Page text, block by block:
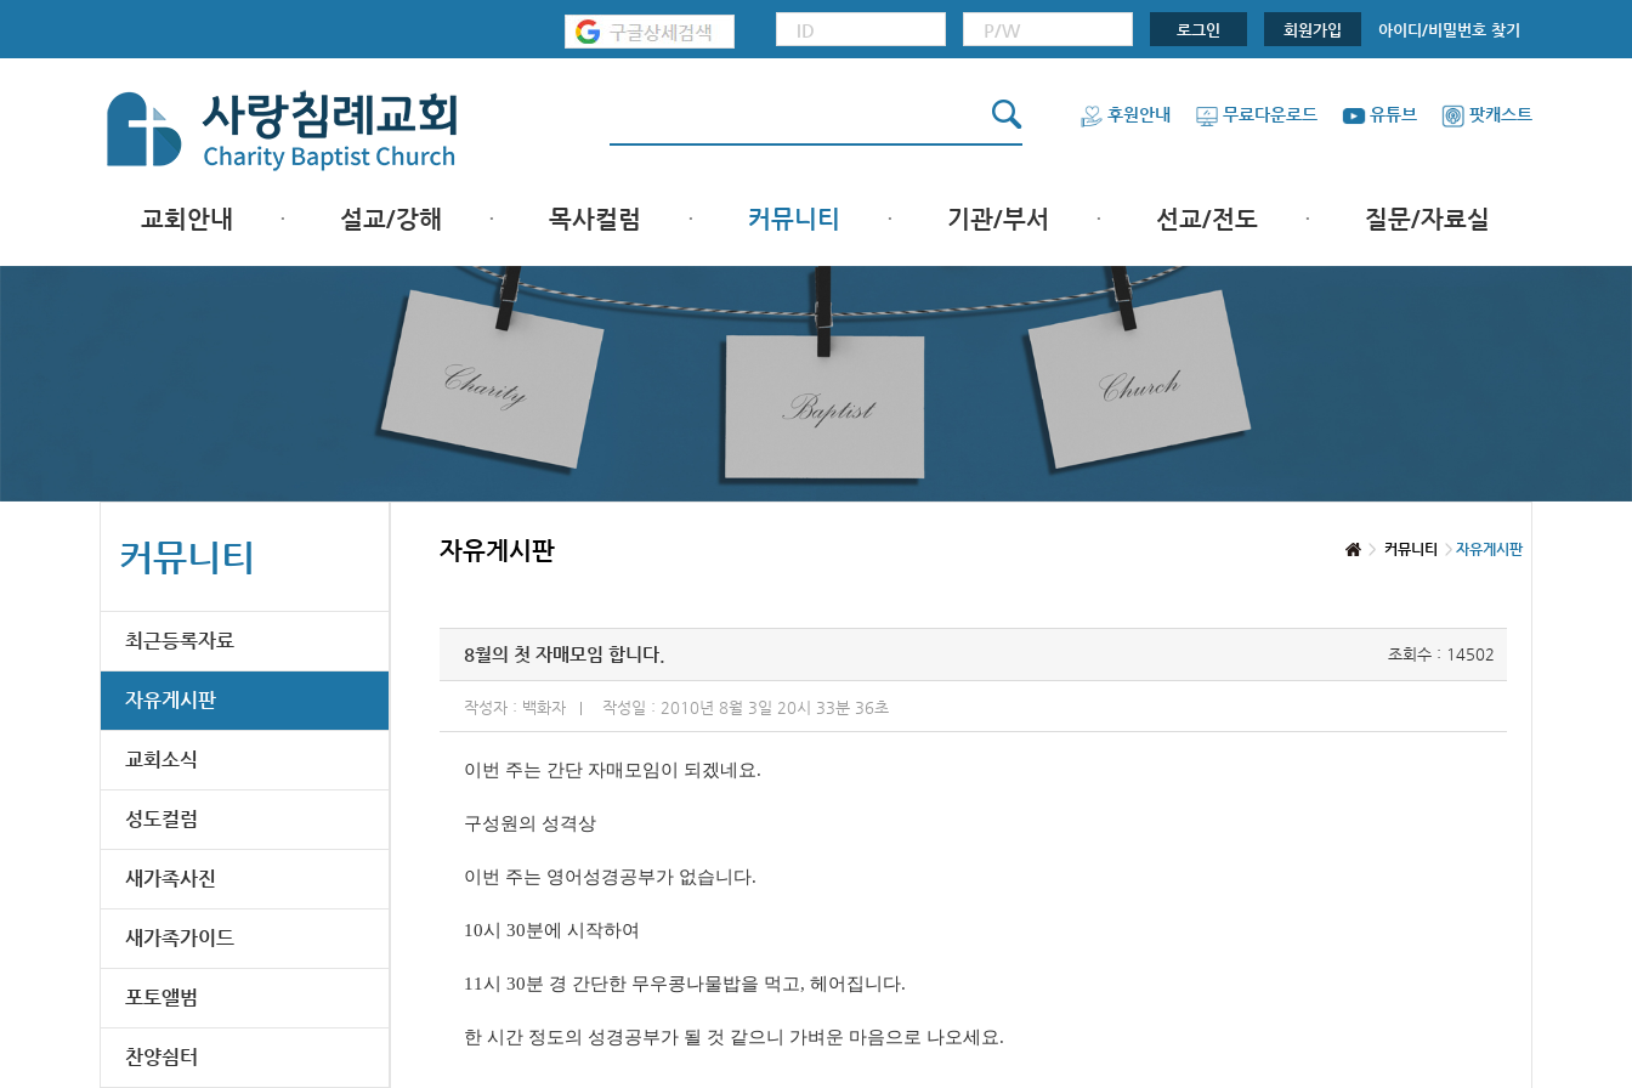
로그인 회원가입 아이디/비밀번호 찾기
후원안내 무료다운로드 유튜브 팟캐스트
교회안내 설교/강해 목사컬럼 커뮤니티 기관/부서 선교/전도 질문/자료실
커뮤니티
최근등록자료
자유게시판
교회소식
성도컬럼
새가족사진
새가족가이드
포토앨범
찬양쉼터
자유게시판 커뮤니티 자유게시판
8월의 첫 자매모임 합니다. 조회수 : 14502
작성자 : 백화자 작성일 : 2010년 8월 3일 20시 33분 36초
이번 주는 간단 자매모임이 되겠네요.
구성원의 성격상
이번 주는 영어성경공부가 없습니다.
10시 30분에 시작하여
11시 30분 경 간단한 무우콩나물밥을 먹고, 헤어집니다.
한 시간 정도의 성경공부가 될 것 같으니 가벼운 마음으로 나오세요.